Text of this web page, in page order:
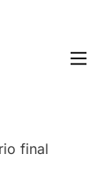
final